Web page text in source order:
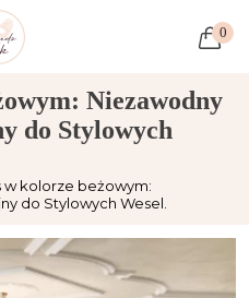
0
Niezawodny
do Stylowych
w kolorze beżowym:
do Stylowych Wesel.